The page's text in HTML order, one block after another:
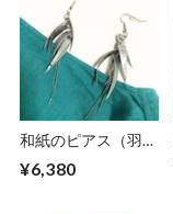
和紙のピアス（羽）
¥6,380